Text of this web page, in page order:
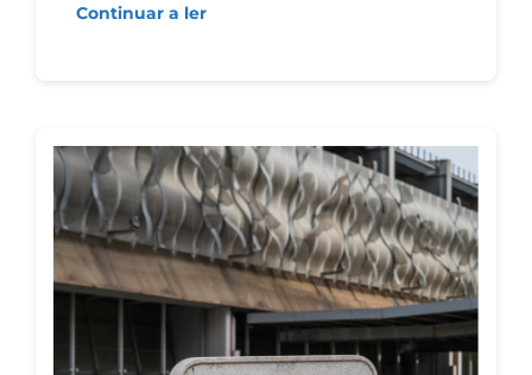
Continuar a ler